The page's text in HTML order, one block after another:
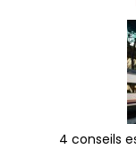
4 conseils